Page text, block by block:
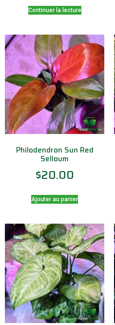
Continuer la lecture
Philodendron Sun Red
Selloum
$20.00
Ajouter au panier